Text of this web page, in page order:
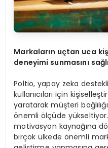
Markaların uçtan uca kiş
deneyimi sunmasını sağl
Poltio, yapay zeka
kullanıcıları için
yaratarak müşteri
önemli ölçüde yükseltiyor.
motivasyon kaynağına
birçok ülkede önemli